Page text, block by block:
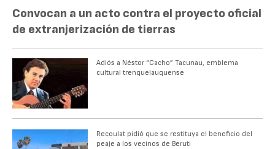
Convocan a un acto contra el proyecto oficial
de extranjerización de tierras
Adiós a Néstor “Cacho” Tacunau, emblema
cultural trenquelauquense
Recoulat pidió que se restituya el beneficio del
peaje a los vecinos de Beruti